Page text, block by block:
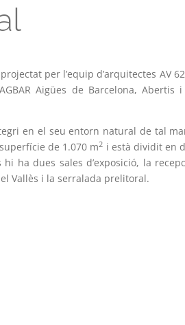
per l’equip d’arquitectes AV
Aigües de Barcelona, Abertis i
en el seu entorn natural de tal
de 1.070 m2 i està dividit en
ha dues sales d’exposició, la
Vallès i la serralada prelitoral.